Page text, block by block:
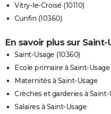
Vitry-le-Croisé (10110)
Cunfin (10360)
En savoir plus sur Saint-
Saint-Usage (10360)
Ecole primaire à Saint-Usage
Maternités à Saint-Usage
Crèches et garderies à Saint-
Salaires à Saint-Usage